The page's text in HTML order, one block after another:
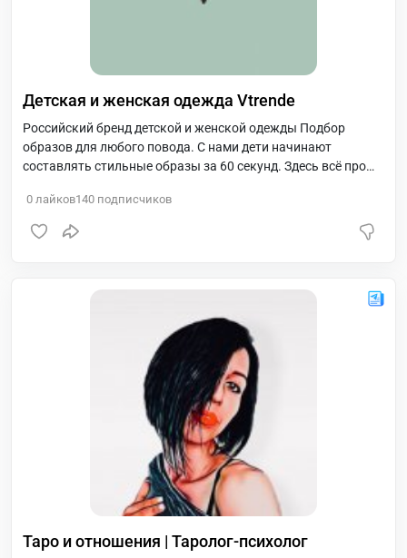
Детская и женская одежда Vtrende
Российский бренд детской и женской одежды Подбор
образов для любого повода. С нами дети начинают
составлять стильные образы за 60 секунд. Здесь всё про
0 лайков140 подписчиков
Таро и отношения | Таролог-психолог